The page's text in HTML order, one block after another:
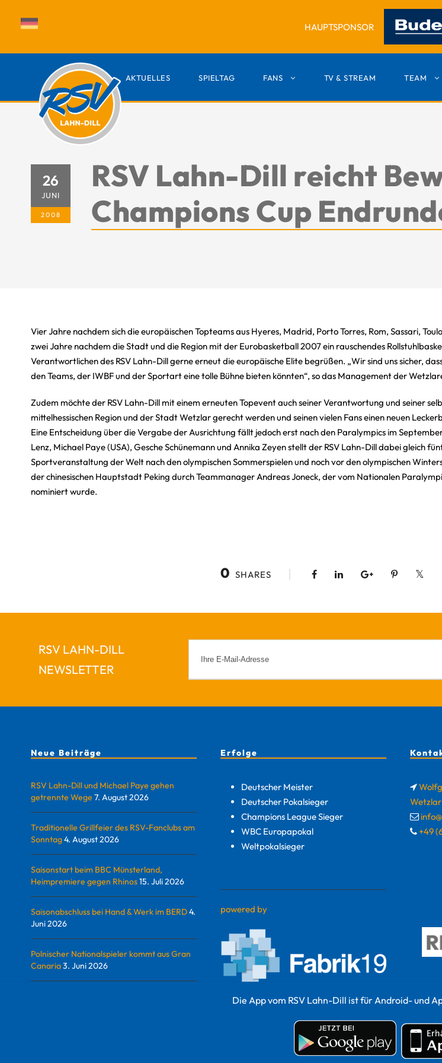
HAUPTSPONSOR
AKTUELLES SPIELTAG FANS TV & STREAM TEAM
26
JUNI
2008
RSV Lahn-Dill reicht
Champions Cup
Vier Jahre nachdem sich die europäischen Topteams aus Hyeres, Madrid, Porto Torres, Rom, Sassari,
zwei Jahre nachdem die Stadt und die Region mit der Eurobasketball 2007 ein rauschendes
Verantwortlichen des RSV Lahn-Dill gerne erneut die europäische Elite begrüßen. „Wir sind uns sicher,
den Teams, der IWBF und der Sportart eine tolle Bühne bieten könnten“, so das Management der
Zudem möchte der RSV Lahn-Dill mit einem erneuten Topevent auch seiner Verantwortung und seiner
mittelhessischen Region und der Stadt Wetzlar gerecht werden und seinen vielen Fans einen neuen
Eine Entscheidung über die Vergabe der Ausrichtung fällt jedoch erst nach den Paralympics im
Lenz, Michael Paye (USA), Gesche Schünemann und Annika Zeyen stellt der RSV Lahn-Dill dabei gleich
Sportveranstaltung der Welt nach den olympischen Sommerspielen und noch vor den olympischen
der chinesischen Hauptstadt Peking durch Teammanager Andreas Joneck, der vom Nationalen
nominiert wurde.
0 SHARES
RSV LAHN-DILL
NEWSLETTER
Neue Beiträge
RSV Lahn-Dill und Michael Paye gehen
getrennte Wege 7. August 2026
Traditionelle Grillfeier des RSV-Fanclubs am
Sonntag4. August 2026
Saisonstart beim BBC Münsterland,
Heimpremiere gegen Rhinos15. Juli 2026
Saisonabschluss bei Hand & Werk im BERD4.
Juni 2026
Polnischer Nationalspieler kommt aus Gran
Canaria3. Juni 2026
Erfolge
Deutscher Meister
Deutscher Pokalsieger
Champions League Sieger
WBC Europapokal
Weltpokalsieger
powered by
Wetzlar
+49
© 2022 RSV Lahn-Dill
Die App vom RSV Lahn-Dill ist für Android- und